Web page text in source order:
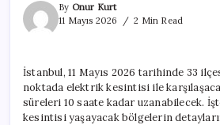
By Onur Kurt
11 Mayıs 2026
2 Min Read
İstanbul, 11 Mayıs 2026 tarihinde 33
noktada elektrik kesintisi ile
süreleri 10 saate kadar uzanabilecek.
kesintisi yaşayacak bölgelerin detayları: